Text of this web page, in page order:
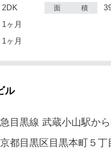
2DK 面 積
1ヶ月
1ヶ月
ル
目黒線 武蔵小山駅か
都目黒区目黒本町５丁